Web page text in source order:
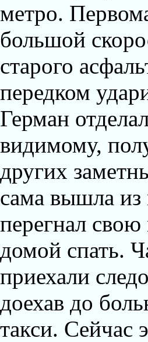
метро.
большой
старого
передком
Герман
видимому,
других
сама вышла из
перегнал
домой спать.
приехали
доехав до
такси. Сейчас